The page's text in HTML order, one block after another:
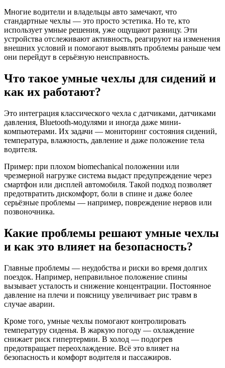
Многие водители и владельцы авто замечают, что
стандартные чехлы — это просто эстетика. Но те, кто
использует умные решения, уже ощущают разницу. Эти
устройства отслеживают активность, реагируют на изменения
внешних условий и помогают выявлять проблемы раньше чем
они перейдут в серьёзную неисправность.
Что такое умные чехлы для сидений и
как их работают?
Это интеграция классического чехла с датчиками, датчиками
давления, Bluetooth-модулями и иногда даже мини-
компьютерами. Их задачи — мониторинг состояния сидений,
температура, влажность, давление и даже положение тела
водителя.
Пример: при плохом biomechanical положении или
чрезмерной нагрузке система выдаст предупреждение через
смартфон или дисплей автомобиля. Такой подход позволяет
предотвратить дискомфорт, боли в спине и даже более
серьёзные проблемы — например, повреждение нервов или
позвоночника.
Какие проблемы решают умные чехлы
и как это влияет на безопасность?
Главные проблемы — неудобства и риски во время долгих
поездок. Например, неправильное положение спины
вызывает усталость и снижение концентрации. Постоянное
давление на плечи и поясницу увеличивает рис травм в
случае аварии.
Кроме того, умные чехлы помогают контролировать
температуру сиденья. В жаркую погоду — охлаждение
снижает риск гипертермии. В холод — подогрев
предотвращает переохлаждение. Всё это влияет на
безопасность и комфорт водителя и пассажиров.